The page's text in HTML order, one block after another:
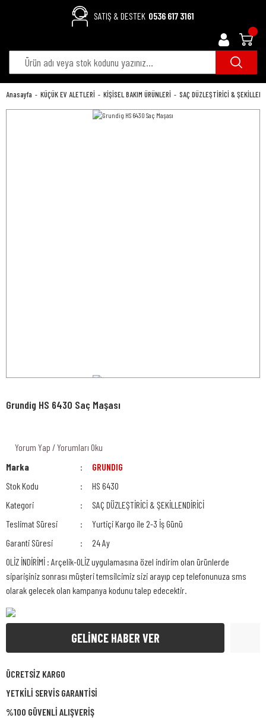
SATIŞ & DESTEK 0536 617 3161
Anasayfa KÜÇÜK EV ALETLERİ KİŞİSEL BAKIM ÜRÜNLERİ SAÇ DÜZLEŞTİRİCİ &
Grundig HS 6430 Saç Maşası
Yorum Yap / Yorumları Oku
Marka
GRUNDIG
Stok Kodu
HS 6430
Kategori
SAÇ DÜZLEŞTİRİCİ & ŞEKİLLENDİRİCİ
Teslimat Süresi
Yurtiçi Kargo ile 2-3 İş Günü
Garanti Süresi
24 Ay
OLİZ İNDİRİMİ : Arçelik-OLİZ uygulamasına özel indirim olan ürünlerde
siparişiniz sonrası müşteri temsilcimiz sizi arayıp cep telefonunuza sms
olarak gelecek olan kampanya kodunu talep edecektir.
GELİNCE HABER VER
ÜCRETSİZ KARGO
YETKİLİ SERVİS GARANTİSİ
%100 GÜVENLİ ALIŞVERİŞ